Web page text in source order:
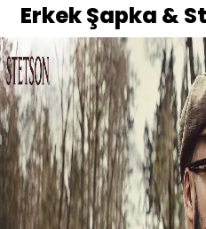
Erkek Şapka &